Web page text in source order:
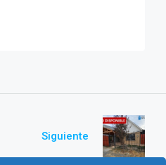
Siguiente